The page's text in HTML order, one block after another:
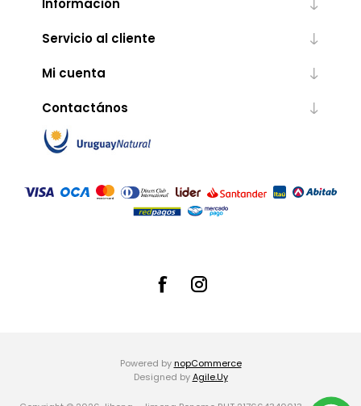
Información
Servicio al cliente
Mi cuenta
Contactános
Powered by nopCommerce
Designed byAgile.Uy